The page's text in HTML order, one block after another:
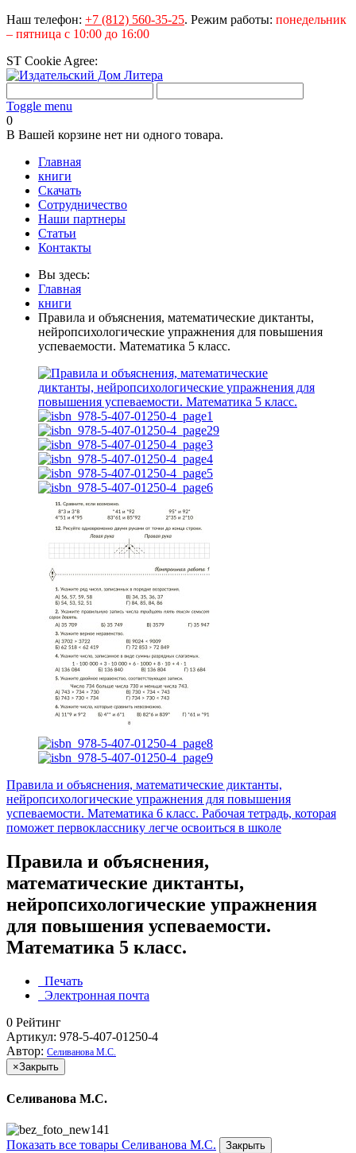
Наш телефон: +7 (812) 560-35-25. Режим работы: понедельник
– пятница с 10:00 до 16:00
ST Cookie Agree:
Toggle menu
0
В Вашей корзине нет ни одного товара.
Главная
книги
Скачать
Сотрудничество
Наши партнеры
Статьи
Контакты
Вы здесь:
Главная
книги
Правила и объяснения, математические диктанты,
нейропсихологические упражнения для повышения
успеваемости. Математика 5 класс.
Правила и объяснения, математические диктанты,
нейропсихологические упражнения для повышения
успеваемости. Математика 6 класс. Рабочая тетрадь, которая
поможет первокласснику легче освоиться в школе
Правила и объяснения,
математические диктанты,
нейропсихологические упражнения
для повышения успеваемости.
Математика 5 класс.
Печать
Электронная почта
0 Рейтинг
Артикул: 978-5-407-01250-4
Автор: Селиванова М.С.
×Закрыть
Селиванова М.С.
Показать все товары Селиванова М.С. Закрыть